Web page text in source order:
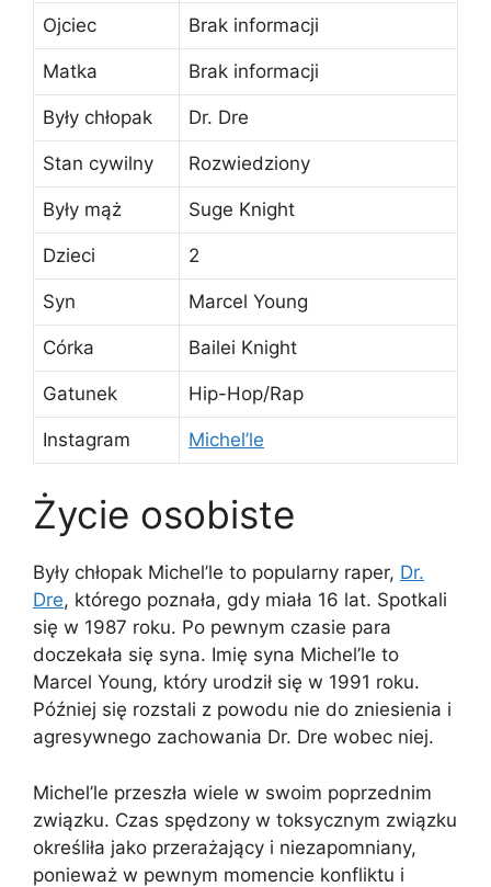
Ojciec Brak informacji
Matka Brak informacji
Były chłopak Dr. Dre
Stan cywilny Rozwiedziony
Były mąż Suge Knight
Dzieci 2
Syn Marcel Young
Córka Bailei Knight
Gatunek Hip-Hop/Rap
Instagram Michel’le
Życie osobiste
Były chłopak Michel’le to popularny raper, Dr.
Dre, którego poznała, gdy miała 16 lat. Spotkali
się w 1987 roku. Po pewnym czasie para
doczekała się syna. Imię syna Michel’le to
Marcel Young, który urodził się w 1991 roku.
Później się rozstali z powodu nie do zniesienia i
agresywnego zachowania Dr. Dre wobec niej.
Michel’le przeszła wiele w swoim poprzednim
związku. Czas spędzony w toksycznym związku
określiła jako przerażający i niezapomniany,
ponieważ w pewnym momencie konfliktu i